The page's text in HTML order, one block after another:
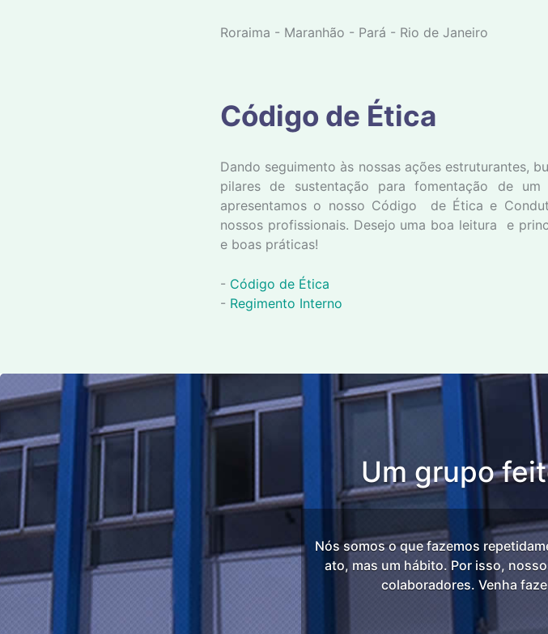
Roraima - Maranhão - Pará - Rio de Janeiro
Código de Ética
Dando seguimento às nossas ações estruturantes,
pilares de sustentação para fomentação de
apresentamos o nosso Código de Ética e
nossos profissionais. Desejo uma boa leitura e
e boas práticas!
- Código de Ética
- Regimento Interno
Um grupo
Nós somos o que fazemos
ato, mas um hábito. Por isso,
colaboradores. Venha